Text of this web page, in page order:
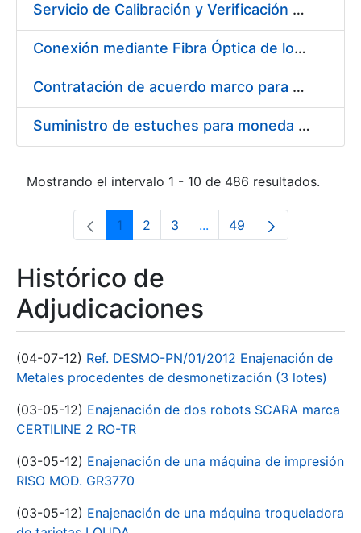
Servicio de Calibración y Verificación Externa de los Equipos de Medición del Servicio de Prevención de la FNMT-RCM
Conexión mediante Fibra Óptica de los Centros de Proceso de Datos (CPDs) de las sedes de la FNMT-RCM de Burgos y Madrid
Contratación de acuerdo marco para el Suministro de Material de Electricidad para la Fábrica Nacional de Moneda y Timbre-Real Casa de la Moneda en su centro de trabajo de Burgos
Suministro de estuches para moneda de 30 €
Mostrando el intervalo 1 - 10 de 486 resultados.
Página
1 Página
2 Página
3 ...Páginas intermedias Use
Página
49
Histórico de
Adjudicaciones
(04-07-12) Ref. DESMO-PN/01/2012 Enajenación de
Metales procedentes de desmonetización (3 lotes)
(03-05-12) Enajenación de dos robots SCARA marca
CERTILINE 2 RO-TR
(03-05-12) Enajenación de una máquina de impresión
RISO MOD. GR3770
(03-05-12) Enajenación de una máquina troqueladora